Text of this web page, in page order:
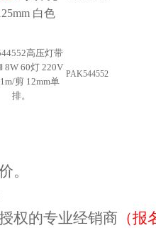
白色
高压灯带
8W 60灯 220V
剪 12mm单
排。
PAK544552
。
权的专业经销商 （